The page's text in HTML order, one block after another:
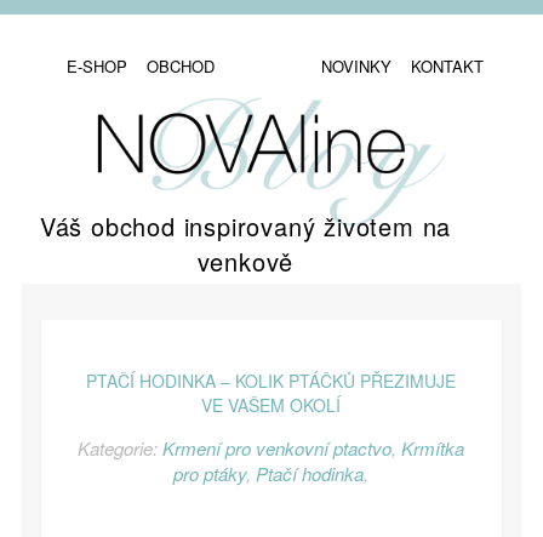
E-SHOP OBCHOD NOVINKY KONTAKT
Váš obchod inspirovaný životem na
venkově
PTAČÍ HODINKA – KOLIK PTÁČKŮ PŘEZIMUJE
VE VAŠEM OKOLÍ
Kategorie:Krmení pro venkovní ptactvo,Krmítka
pro ptáky, Ptačí hodinka,